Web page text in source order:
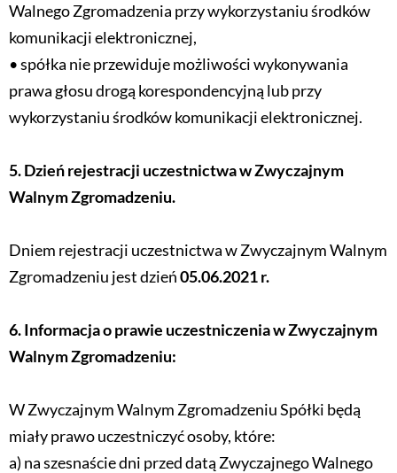
Walnego Zgromadzenia przy wykorzystaniu środków
komunikacji elektronicznej,
• spółka nie przewiduje możliwości wykonywania
prawa głosu drogą korespondencyjną lub przy
wykorzystaniu środków komunikacji elektronicznej.
5. Dzień rejestracji uczestnictwa w Zwyczajnym
Walnym Zgromadzeniu.
Dniem rejestracji uczestnictwa w Zwyczajnym Walnym
Zgromadzeniu jest dzień05.06.2021 r.
6. Informacja o prawie uczestniczenia w Zwyczajnym
Walnym Zgromadzeniu:
W Zwyczajnym Walnym Zgromadzeniu Spółki będą
miały prawo uczestniczyć osoby, które:
a) na szesnaście dni przed datą Zwyczajnego Walnego